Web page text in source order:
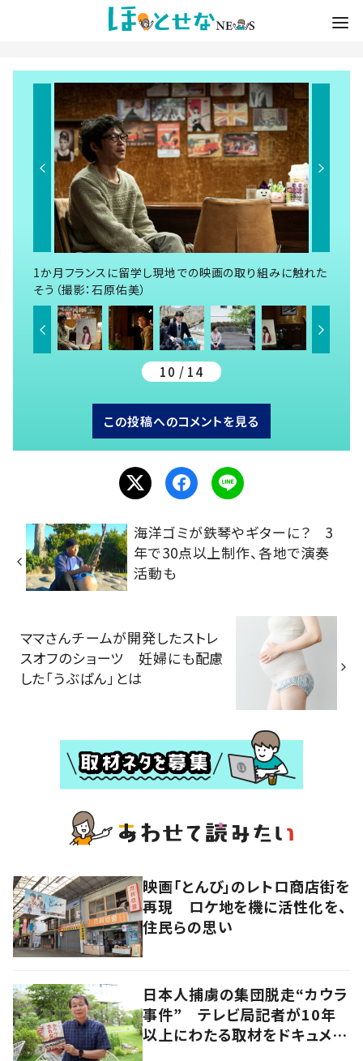
1か月フランスに留学し現地での映画の取り組みに触れた
そう（撮影：石原佑美）
10 / 14
この投稿へのコメントを見る
海洋ゴミが鉄琴やギターに？ 3
年で30点以上制作、各地で演奏
活動も
ママさんチームが開発したストレ
スオフのショーツ 妊婦にも配慮
した「うぶぱん」とは
映画「とんび」のレトロ商店街を
再現 ロケ地を機に活性化を、
住民らの思い
日本人捕虜の集団脱走“カウラ
事件” テレビ局記者が10年
以上にわたる取材をドキュメン